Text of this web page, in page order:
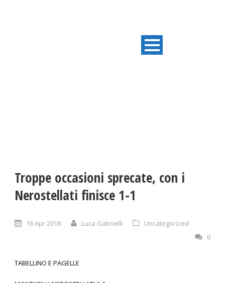
Troppe occasioni sprecate, con i
Nerostellati finisce 1-1
16 Apr 2018 Luca Gabrielli
Uncategorized
0
TABELLINO E PAGELLE